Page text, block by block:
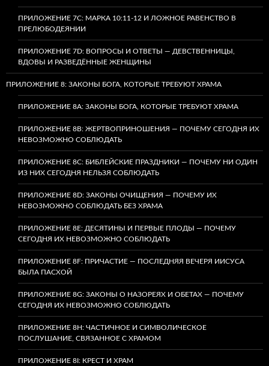
ПРИЛОЖЕНИЕ 7C: МАРКА 10:11-12 И ЛОЖНОЕ РАВЕНСТВО В
ПРЕЛЮБОДЕЯНИИ
ПРИЛОЖЕНИЕ 7D: ВОПРОСЫ И ОТВЕТЫ — ДЕВСТВЕННИЦЫ,
ВДОВЫ И РАЗВЕДЁННЫЕ ЖЕНЩИНЫ
ПРИЛОЖЕНИЕ 8: ЗАКОНЫ БОГА, КОТОРЫЕ ТРЕБУЮТ ХРАМА
ПРИЛОЖЕНИЕ 8A: ЗАКОНЫ БОГА, КОТОРЫЕ ТРЕБУЮТ ХРАМА
ПРИЛОЖЕНИЕ 8B: ЖЕРТВОПРИНОШЕНИЯ — ПОЧЕМУ СЕГОДНЯ ИХ
НЕВОЗМОЖНО СОБЛЮДАТЬ
ПРИЛОЖЕНИЕ 8C: БИБЛЕЙСКИЕ ПРАЗДНИКИ — ПОЧЕМУ НИ ОДИН
ИЗ НИХ СЕГОДНЯ НЕЛЬЗЯ СОБЛЮДАТЬ
ПРИЛОЖЕНИЕ 8D: ЗАКОНЫ ОЧИЩЕНИЯ — ПОЧЕМУ ИХ
НЕВОЗМОЖНО СОБЛЮДАТЬ БЕЗ ХРАМА
ПРИЛОЖЕНИЕ 8E: ДЕСЯТИНЫ И ПЕРВЫЕ ПЛОДЫ — ПОЧЕМУ
СЕГОДНЯ ИХ НЕВОЗМОЖНО СОБЛЮДАТЬ
ПРИЛОЖЕНИЕ 8F: ПРИЧАСТИЕ — ПОСЛЕДНЯЯ ВЕЧЕРЯ ИИСУСА
БЫЛА ПАСХОЙ
ПРИЛОЖЕНИЕ 8G: ЗАКОНЫ О НАЗОРЕЯХ И ОБЕТАХ — ПОЧЕМУ
СЕГОДНЯ ИХ НЕВОЗМОЖНО СОБЛЮДАТЬ
ПРИЛОЖЕНИЕ 8H: ЧАСТИЧНОЕ И СИМВОЛИЧЕСКОЕ
ПОСЛУШАНИЕ, СВЯЗАННОЕ С ХРАМОМ
ПРИЛОЖЕНИЕ 8I: КРЕСТ И ХРАМ